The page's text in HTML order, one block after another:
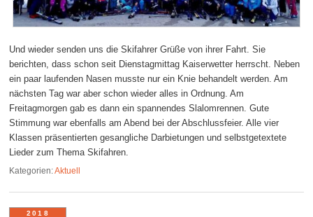
Und wieder senden uns die Skifahrer Grüße von ihrer Fahrt. Sie
berichten, dass schon seit Dienstagmittag Kaiserwetter herrscht. Neben
ein paar laufenden Nasen musste nur ein Knie behandelt werden. Am
nächsten Tag war aber schon wieder alles in Ordnung. Am
Freitagmorgen gab es dann ein spannendes Slalomrennen. Gute
Stimmung war ebenfalls am Abend bei der Abschlussfeier. Alle vier
Klassen präsentierten gesangliche Darbietungen und selbstgetextete
Lieder zum Thema Skifahren.
Kategorien:Aktuell
2018